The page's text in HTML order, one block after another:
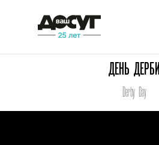
ДЕНЬ ДЕРБИ
Derby Day